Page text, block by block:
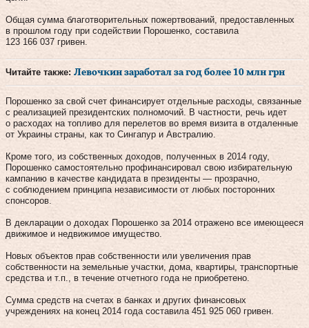
Общая сумма благотворительных пожертвований, предоставленных
в прошлом году при содействии Порошенко, составила
123 166 037 гривен.
Читайте также: Левочкин заработал за год более 10 млн грн
Порошенко за свой счет финансирует отдельные расходы, связанные
с реализацией президентских полномочий. В частности, речь идет
о расходах на топливо для перелетов во время визита в отдаленные
от Украины страны, как то Сингапур и Австралию.
Кроме того, из собственных доходов, полученных в 2014 году,
Порошенко самостоятельно профинансировал свою избирательную
кампанию в качестве кандидата в президенты — прозрачно,
с соблюдением принципа независимости от любых посторонних
спонсоров.
В декларации о доходах Порошенко за 2014 отражено все имеющееся
движимое и недвижимое имущество.
Новых объектов прав собственности или увеличения прав
собственности на земельные участки, дома, квартиры, транспортные
средства и т.п., в течение отчетного года не приобретено.
Сумма средств на счетах в банках и других финансовых
учреждениях на конец 2014 года составила 451 925 060 гривен.